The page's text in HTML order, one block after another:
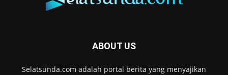
ABOUT US
Selatsunda.com adalah portal berita yang menyajikan